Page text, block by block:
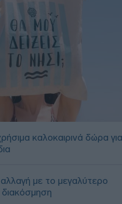
καλοκαιρινά δώρα
με το μεγαλύτερο